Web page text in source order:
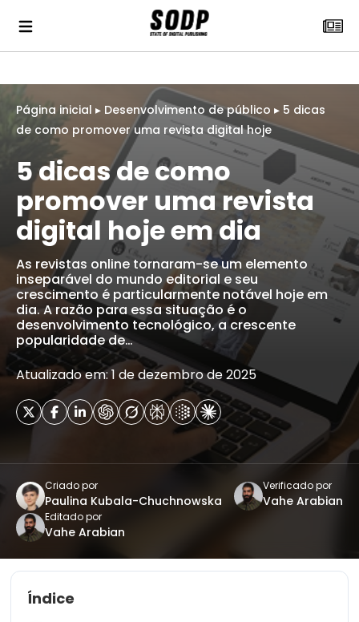
Página inicial ▸ Desenvolvimento de público ▸ 5 dicas
de como promover uma revista digital hoje
5 dicas de como
promover uma revista
digital hoje em dia
As revistas online tornaram-se um elemento
inseparável do mundo editorial e seu
crescimento é particularmente notável hoje em
dia. A razão para essa situação é o
desenvolvimento tecnológico, a crescente
popularidade de…
Atualizado em: 1 de dezembro de 2025
Criado por
Paulina Kubala-Chuchnowska
Verificado por
Vahe Arabian
Editado por
Vahe Arabian
Índice